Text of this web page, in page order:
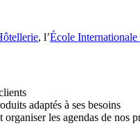
, l’École
adaptés à ses besoins
les agendas de nos